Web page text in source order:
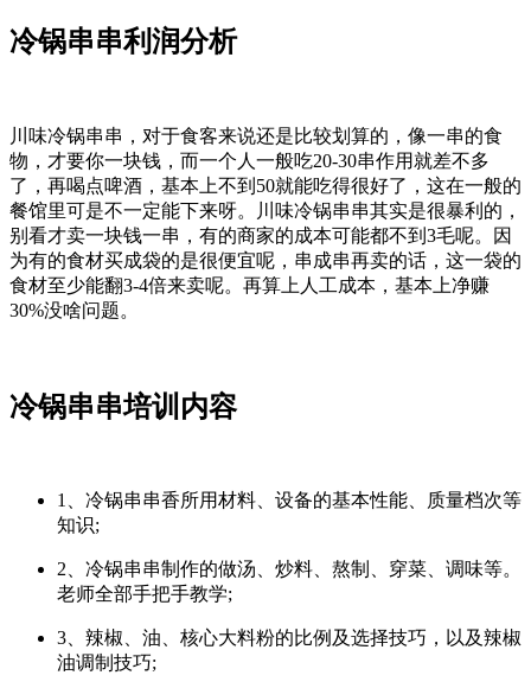
冷锅串串利润分析
川味冷锅串串，对于食客来说还是比较划算的，像一串的食
物，才要你一块钱，而一个人一般吃20-30串作用就差不多
了，再喝点啤酒，基本上不到50就能吃得很好了，这在一般的
餐馆里可是不一定能下来呀。川味冷锅串串其实是很暴利的，
别看才卖一块钱一串，有的商家的成本可能都不到3毛呢。因
为有的食材买成袋的是很便宜呢，串成串再卖的话，这一袋的
食材至少能翻3-4倍来卖呢。再算上人工成本，基本上净赚
30%没啥问题。
冷锅串串培训内容
1、冷锅串串香所用材料、设备的基本性能、质量档次等
知识;
2、冷锅串串制作的做汤、炒料、熬制、穿菜、调味等。
老师全部手把手教学;
3、辣椒、油、核心大料粉的比例及选择技巧，以及辣椒
油调制技巧;